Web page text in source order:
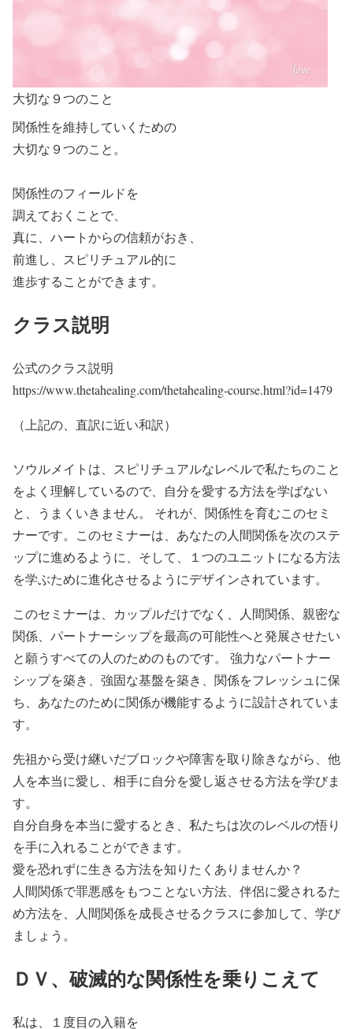
大切な９つのこと
関係性を維持していくための
大切な９つのこと。
関係性のフィールドを
調えておくことで、
真に、ハートからの信頼がおき、
前進し、スピリチュアル的に
進歩することができます。
クラス説明
公式のクラス説明
https://www.thetahealing.com/thetahealing-course.html?id=1479
（上記の、直訳に近い和訳）
ソウルメイトは、スピリチュアルなレベルで私たちのこと
をよく理解しているので、自分を愛する方法を学ばない
と、うまくいきません。 それが、関係性を育むこのセミ
ナーです。このセミナーは、あなたの人間関係を次のステ
ップに進めるように、そして、１つのユニットになる方法
を学ぶために進化させるようにデザインされています。
このセミナーは、カップルだけでなく、人間関係、親密な
関係、パートナーシップを最高の可能性へと発展させたい
と願うすべての人のためのものです。 強力なパートナー
シップを築き、強固な基盤を築き、関係をフレッシュに保
ち、あなたのために関係が機能するように設計されていま
す。
先祖から受け継いだブロックや障害を取り除きながら、他
人を本当に愛し、相手に自分を愛し返させる方法を学びま
す。
自分自身を本当に愛するとき、私たちは次のレベルの悟り
を手に入れることができます。
愛を恐れずに生きる方法を知りたくありませんか？
人間関係で罪悪感をもつことない方法、伴侶に愛されるた
め方法を、人間関係を成長させるクラスに参加して、学び
ましょう。
ＤＶ、破滅的な関係性を乗りこえて
私は、１度目の入籍を